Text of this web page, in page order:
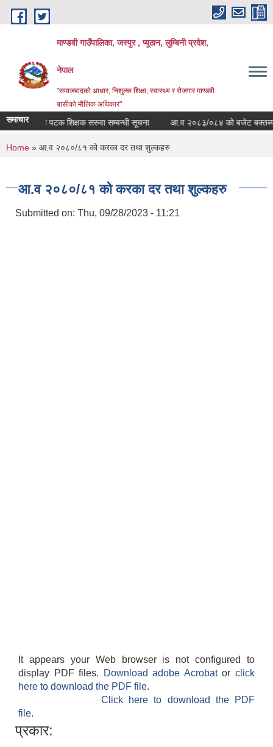
Skip to main content
माण्डवी गाउँपालिका, जस्पुर , प्यूठान, लुम्बिनी प्रदेश,
नेपाल
"समाजबादको आधार, निशुल्क शिक्षा, स्वास्थ्य र रोजगार माण्डवी
बासीको मौलिक अधिकार"
समाचार
दोश्रो पटक शिक्षक सरुवा सम्बन्धी सूचना आ.व २०८३/०८४ को बजेट बक्तब्य
You are here
Home » आ.व २०८०/८१ को करका दर तथा शुल्कहरु
आ.व २०८०/८१ को करका दर तथा शुल्कहरु
Submitted on: Thu, 09/28/2023 - 11:21
It appears your Web browser is not configured to
display PDF files.
Download adobe Acrobatorclick
here to download the PDF file.
Click here to download the PDF
file.
प्रकार: